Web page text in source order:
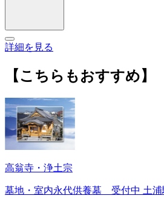
詳細を見る
【こちらもおすすめ】
高翁寺・浄土宗
墓地・室内永代供養墓 受付中 土浦